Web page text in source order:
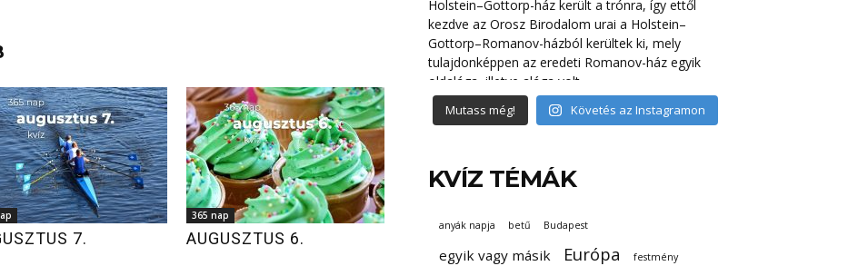
7.
365 nap
AUGUSZTUS 6.
Mutass még! Követés az Instagramon
KVÍZ TÉMÁK
anyák napja betű Budapest
egyik vagy másik Európa festmény